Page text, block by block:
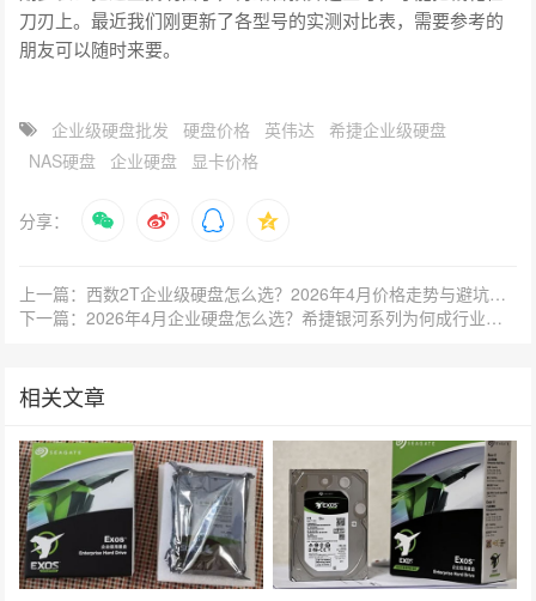
刀刃上。最近我们刚更新了各型号的实测对比表，需要参考的
朋友可以随时来要。
企业级硬盘批发 硬盘价格 英伟达
希捷企业级硬盘
NAS硬盘
企业硬盘 显卡价格
分享：
上一篇：西数2T企业级硬盘怎么选？2026年4月价格走势与避坑指南
下一篇：2026年4月企业硬盘怎么选？希捷银河系列为何成行业首选？
相关文章